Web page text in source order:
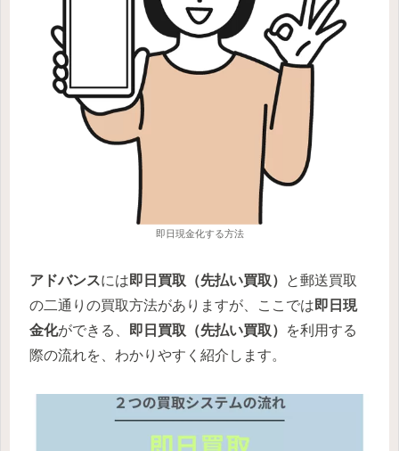
即日現金化する方法
アドバンスには 即日買取（先払い買取）
と郵送買取
の二通りの買取方法がありますが、ここでは 即日現
金化ができる、 即日買取（先払い買取）
を利用する
際の流れを、わかりやすく紹介します。